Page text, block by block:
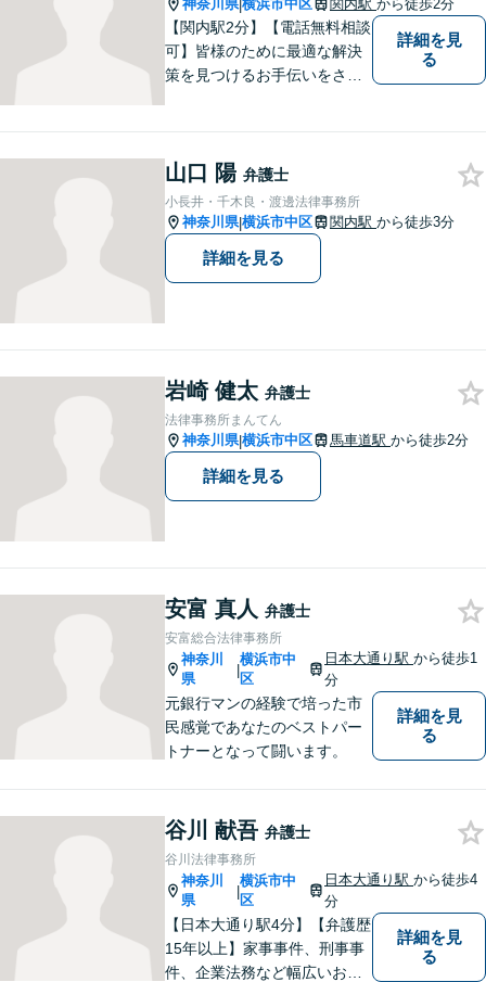
神奈川県|横浜市中区 関内駅 から徒歩2分
【関内駅2分】【電話無料相談
可】皆様のために最適な解決
策を見つけるお手伝いをさせ
ポートを提供します。どうぞ
お気軽にご相談ください。
詳細を見
る
山口 陽 弁護士
小長井・千木良・渡邊法律事務所
神奈川県|横浜市中区 関内駅 から徒歩3分
詳細を見る
岩崎 健太 弁護士
法律事務所まんてん
神奈川県|横浜市中区 馬車道駅 から徒歩2分
詳細を見る
安富 真人 弁護士
安富総合法律事務所
神奈川
県
|
横浜市中
区
日本大通り駅から徒歩1
分
元銀行マンの経験で培った市
民感覚であなたのベストパー
トナーとなって闘います。
詳細を見
る
谷川 献吾 弁護士
谷川法律事務所
神奈川
県
|
横浜市中
区
日本大通り駅から徒歩4
分
【日本大通り駅4分】【弁護歴
15年以上】家事事件、刑事事
件、企業法務など幅広いお悩
詳細を見
る